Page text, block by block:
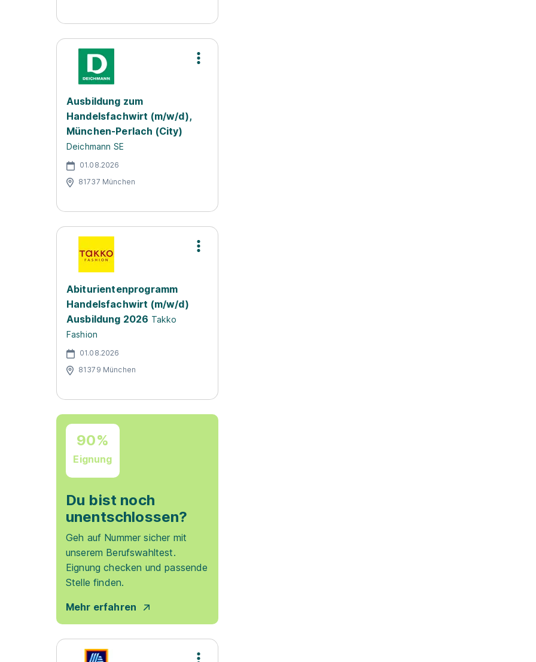
Ausbildung zum
Handelsfachwirt (m/w/d),
München-Perlach (City)
Deichmann SE
01.08.2026
81737 München
Abiturientenprogramm
Handelsfachwirt (m/w/d)
Ausbildung 2026 Takko
Fashion
01.08.2026
81379 München
90%
Eignung
Du bist noch
unentschlossen?
Geh auf Nummer sicher mit
unserem Berufswahltest.
Eignung checken und passende
Stelle finden.
Mehr erfahren